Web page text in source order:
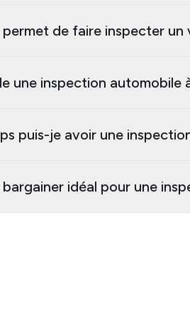
de faire inspecter
une inspection automobile
puis-je avoir une
idéal pour une